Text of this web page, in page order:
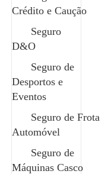
Crédito e Caução
Seguro
D&O
Seguro de
Desportos e
Eventos
Seguro de Frota
Automóvel
Seguro de
Máquinas Casco
em caso de
de
do acidentado.